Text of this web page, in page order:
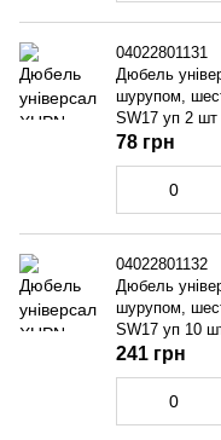
04022801131
Дюбель
шурупом,
SW17 уп 2 шт
78 грн
04022801132
Дюбель
шурупом,
SW17 уп 10
241 грн